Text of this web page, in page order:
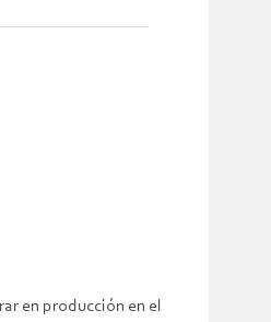
en producción en el